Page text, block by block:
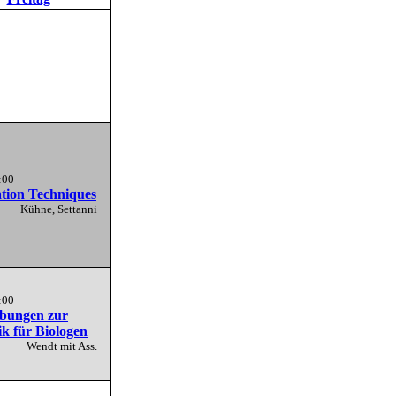
Techniques
Kühne, Settanni
zur
für Biologen
Wendt mit Ass.